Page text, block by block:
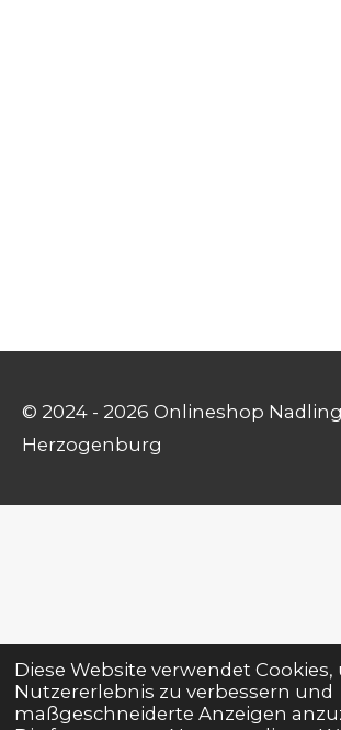
Diese Website verwendet
Nutzererlebnis zu verbessern und
maßgeschneiderte Anzeigen
© 2024 - 2026 Onlineshop
Herzogenburg